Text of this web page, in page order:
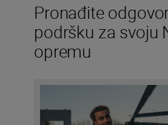
Pronađite
podršku za svoju
opremu